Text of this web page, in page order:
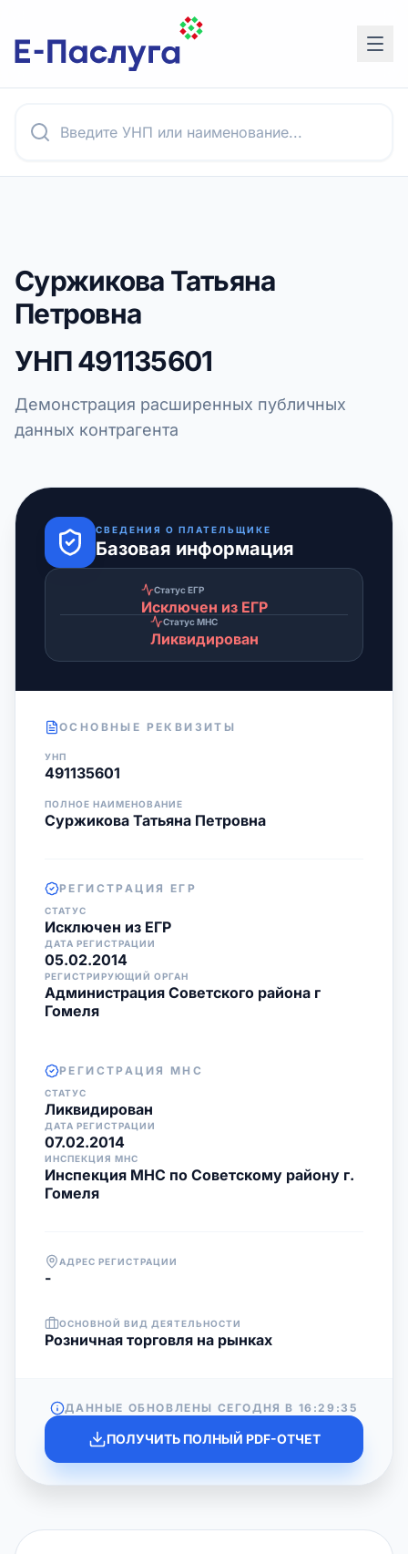
Суржикова Татьяна
Петровна
УНП491135601
Демонстрация расширенных публичных
данных контрагента
СВЕДЕНИЯ О ПЛАТЕЛЬЩИКЕ
Базовая информация
Статус ЕГР
Исключен из ЕГР
Статус МНС
Ликвидирован
ОСНОВНЫЕ РЕКВИЗИТЫ
УНП
491135601
ПОЛНОЕ НАИМЕНОВАНИЕ
Суржикова Татьяна Петровна
РЕГИСТРАЦИЯ ЕГР
СТАТУС
Исключен из ЕГР
ДАТА РЕГИСТРАЦИИ
05.02.2014
РЕГИСТРИРУЮЩИЙ ОРГАН
Администрация Советского района г
Гомеля
РЕГИСТРАЦИЯ МНС
СТАТУС
Ликвидирован
ДАТА РЕГИСТРАЦИИ
07.02.2014
ИНСПЕКЦИЯ МНС
Инспекция МНС по Советскому району г.
Гомеля
АДРЕС РЕГИСТРАЦИИ
-
ОСНОВНОЙ ВИД ДЕЯТЕЛЬНОСТИ
Розничная торговля на рынках
ДАННЫЕ ОБНОВЛЕНЫ СЕГОДНЯ В 16:29:35
ПОЛУЧИТЬ ПОЛНЫЙ PDF-ОТЧЕТ